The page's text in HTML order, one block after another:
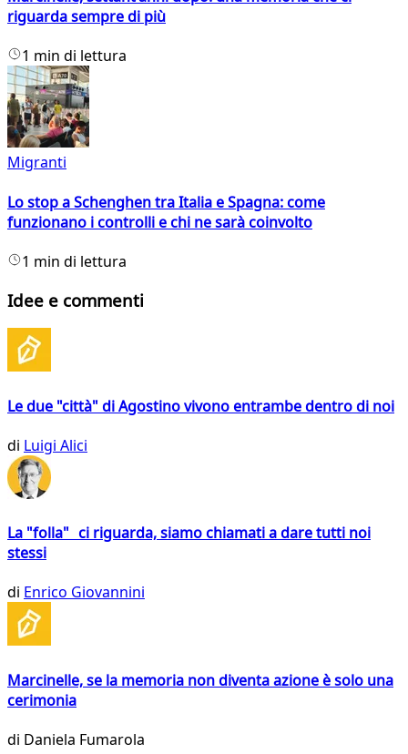
riguarda sempre di più
1 min di lettura
Migranti
Lo stop a Schenghen tra Italia e Spagna: come
funzionano i controlli e chi ne sarà coinvolto
1 min di lettura
Idee e commenti
Le due "città" di Agostino vivono entrambe dentro di noi
di Luigi Alici
La "folla" ci riguarda, siamo chiamati a dare tutti noi
stessi
di Enrico Giovannini
Marcinelle, se la memoria non diventa azione è solo una
cerimonia
di Daniela Fumarola